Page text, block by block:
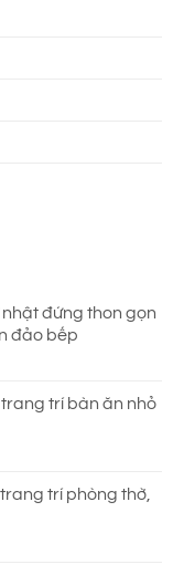
đứng thon gọn
đảo bếp
trí bàn ăn nhỏ
trí phòng thờ,